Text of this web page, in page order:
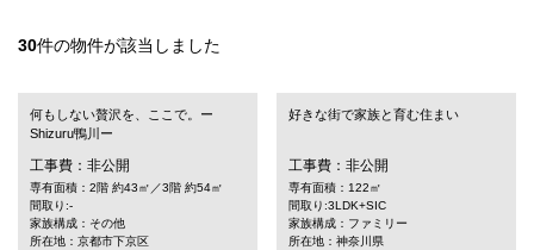
30件の物件が該当しました
何もしない贅沢を、ここで。ー
Shizuru鴨川ー
工事費：非公開
専有面積：2階 約43㎡／3階 約54㎡
間取り:-
家族構成：その他
所在地：京都市下京区
好きな街で家族と育む住まい
工事費：非公開
専有面積：122㎡
間取り:3LDK+SIC
家族構成：ファミリー
所在地：神奈川県